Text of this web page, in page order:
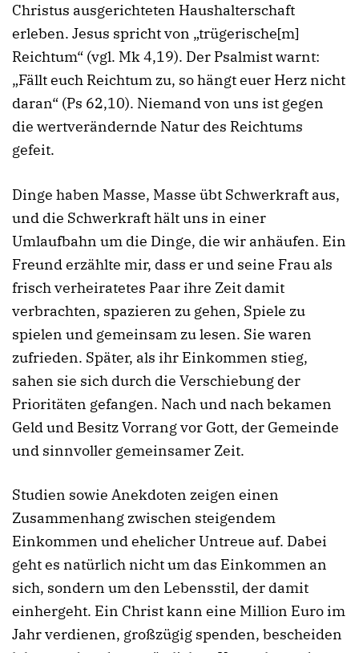
Christus ausgerichteten Haushalterschaft
erleben. Jesus spricht von „trügerische[m]
Reichtum“ (vgl. Mk 4,19). Der Psalmist warnt:
„Fällt euch Reichtum zu, so hängt euer Herz nicht
daran“ (Ps 62,10). Niemand von uns ist gegen
die wertverändernde Natur des Reichtums
gefeit.
Dinge haben Masse, Masse übt Schwerkraft aus,
und die Schwerkraft hält uns in einer
Umlaufbahn um die Dinge, die wir anhäufen. Ein
Freund erzählte mir, dass er und seine Frau als
frisch verheiratetes Paar ihre Zeit damit
verbrachten, spazieren zu gehen, Spiele zu
spielen und gemeinsam zu lesen. Sie waren
zufrieden. Später, als ihr Einkommen stieg,
sahen sie sich durch die Verschiebung der
Prioritäten gefangen. Nach und nach bekamen
Geld und Besitz Vorrang vor Gott, der Gemeinde
und sinnvoller gemeinsamer Zeit.
Studien sowie Anekdoten zeigen einen
Zusammenhang zwischen steigendem
Einkommen und ehelicher Untreue auf. Dabei
geht es natürlich nicht um das Einkommen an
sich, sondern um den Lebensstil, der damit
einhergeht. Ein Christ kann eine Million Euro im
Jahr verdienen, großzügig spenden, bescheiden